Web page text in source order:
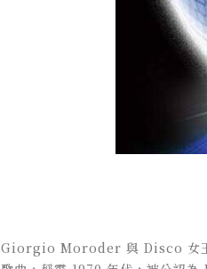
Giorgio Moroder 與 Disco 女